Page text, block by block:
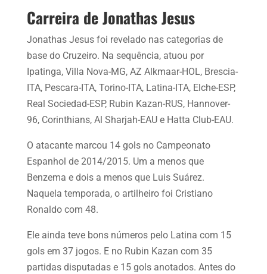
Carreira de Jonathas Jesus
Jonathas Jesus foi revelado nas categorias de
base do Cruzeiro. Na sequência, atuou por
Ipatinga, Villa Nova-MG, AZ Alkmaar-HOL, Brescia-
ITA, Pescara-ITA, Torino-ITA, Latina-ITA, Elche-ESP,
Real Sociedad-ESP, Rubin Kazan-RUS, Hannover-
96, Corinthians, Al Sharjah-EAU e Hatta Club-EAU.
O atacante marcou 14 gols no Campeonato
Espanhol de 2014/2015. Um a menos que
Benzema e dois a menos que Luis Suárez.
Naquela temporada, o artilheiro foi Cristiano
Ronaldo com 48.
Ele ainda teve bons números pelo Latina com 15
gols em 37 jogos. E no Rubin Kazan com 35
partidas disputadas e 15 gols anotados. Antes do